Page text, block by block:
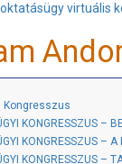
oktatásügyvirtuális
Kongresszus
KONGRESSZUS –
KONGRESSZUS –
KONGRESSZUS –